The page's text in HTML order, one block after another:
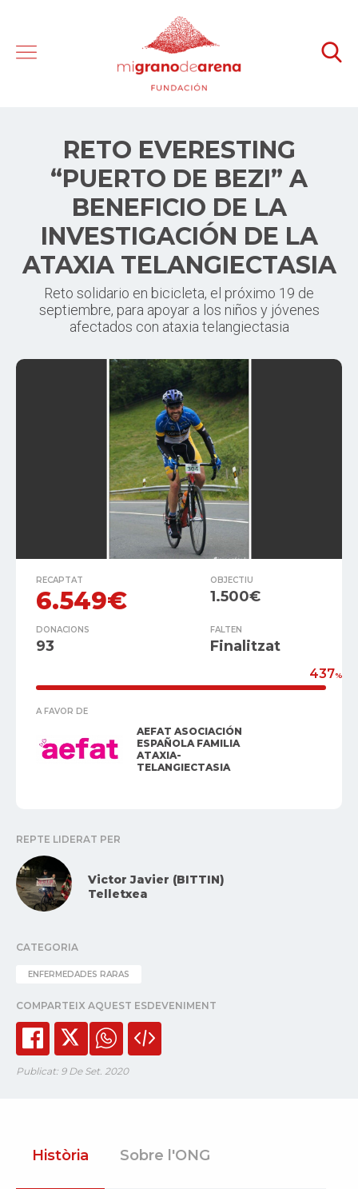
RETO EVERESTING
“PUERTO DE BEZI” A
BENEFICIO DE LA
INVESTIGACIÓN DE LA
ATAXIA TELANGIECTASIA
Reto solidario en bicicleta, el próximo 19 de
septiembre, para apoyar a los niños y jóvenes
afectados con ataxia telangiectasia
RECAPTAT
6.549€
OBJECTIU
1.500€
DONACIONS
93
FALTEN
Finalitzat
437%
A FAVOR DE
AEFAT ASOCIACIÓN
ESPAÑOLA FAMILIA
ATAXIA-
TELANGIECTASIA
REPTE LIDERAT PER
Victor Javier (BITTIN)
Telletxea
CATEGORIA
ENFERMEDADES RARAS
COMPARTEIX AQUEST ESDEVENIMENT
Publicat: 9 De Set. 2020
Història Sobre l'ONG